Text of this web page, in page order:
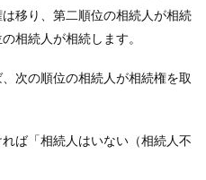
移り、第二順位の相続人が相続
相続人が相続します。
次の順位の相続人が相続権を取
ば「相続人はいない（相続人不